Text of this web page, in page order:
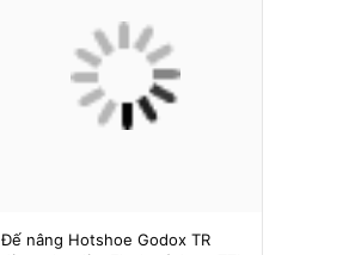
Đế nâng Hotshoe Godox TR